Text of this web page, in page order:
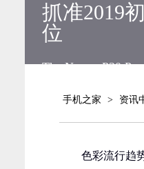
抓准2019
位
The New P30 Pro
手机之家 > 资讯
色彩流行趋